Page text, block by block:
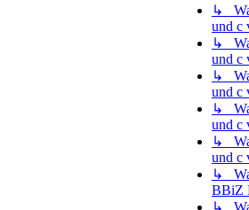
↳
und c
↳
und c
↳
und c
↳
und c
↳
und c
↳
BBiZ
↳